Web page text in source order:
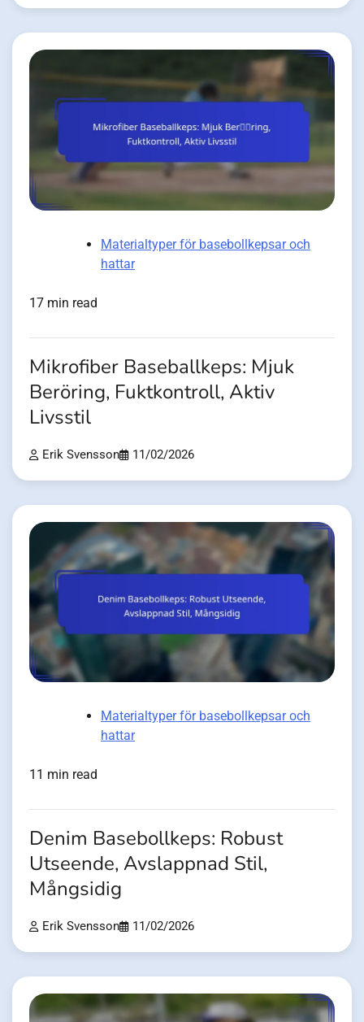
Materialtyper för basebollkepsar och
hattar
17 min read
Mikrofiber Baseballkeps: Mjuk
Beröring, Fuktkontroll, Aktiv
Livsstil
Erik Svensson 11/02/2026
Materialtyper för basebollkepsar och
hattar
11 min read
Denim Basebollkeps: Robust
Utseende, Avslappnad Stil,
Mångsidig
Erik Svensson 11/02/2026